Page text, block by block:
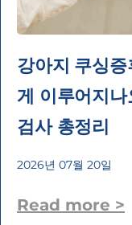
강아지 쿠싱
게 이루어지
검사 총정리
2026년 07월 20일
Read more >